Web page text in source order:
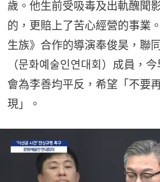
歲。他生前受吸毒及出軌醜聞
的，更賠上了苦心經營的事業
生族》合作的導演奉俊昊，聯
（문화예술인연대회）成員，
會為李善均平反，希望「不要
現」。